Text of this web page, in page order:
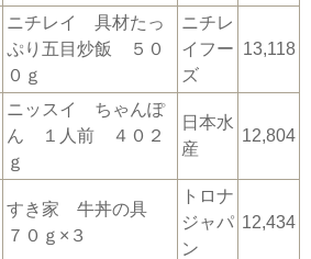
ニチレイ 具材たっ
ぷり五目炒飯 ５０
０ｇ
ニチレ
イフー
ズ
13,118
ニッスイ ちゃんぽ
ん １人前 ４０２
ｇ
日本水
産
12,804
すき家 牛丼の具
７０ｇ×３
トロナ
ジャパ
ン
12,434